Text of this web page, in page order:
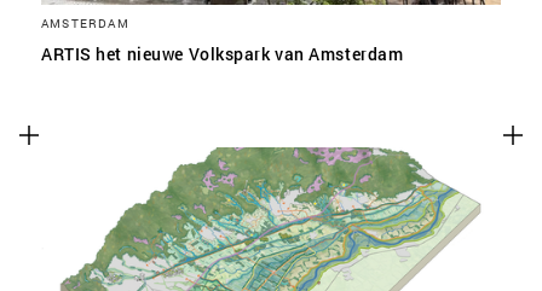
AMSTERDAM
ARTIS het nieuwe Volkspark van Amsterdam